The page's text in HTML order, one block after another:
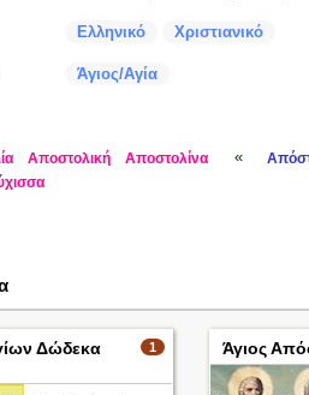
Ελληνικό Χριστιανικό
Άγιος/Αγία
Αποστολική Αποστολίνα «
1
Δώδεκα
Άγιος